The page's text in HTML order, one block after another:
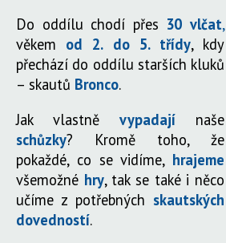
Do oddílu chodí přes 30 vlčat,
věkem od 2. do 5. třídy, kdy
přechází do oddílu starších kluků
– skautů Bronco.
Jak vlastně vypadají
naše
schůzky? Kromě toho, že
pokaždé, co se vidíme, hrajeme
všemožné hry, tak se také i něco
učíme z potřebných skautských
dovedností.